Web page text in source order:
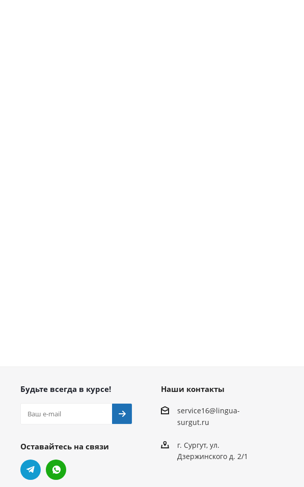
Будьте всегда в курсе!
Оставайтесь на связи
Наши контакты
service16@lingua-
surgut.ru
г. Сургут,ул.
Дзержинского д. 2/1